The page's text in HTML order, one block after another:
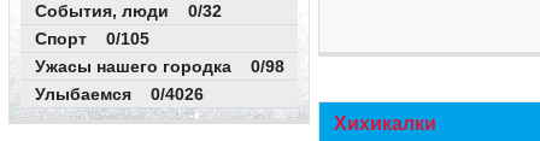
События, люди 0/32
Спорт 0/105
Ужасы нашего городка 0/98
Улыбаемся 0/4026
Хихикалки